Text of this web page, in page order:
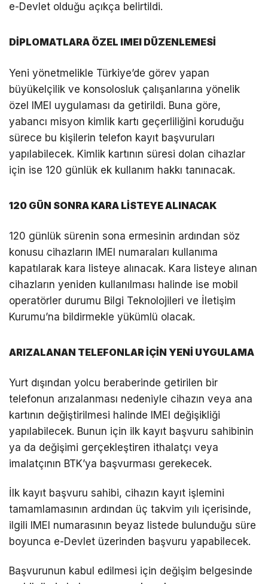
e-Devlet olduğu açıkça belirtildi.
DİPLOMATLARA ÖZEL IMEI DÜZENLEMESİ
Yeni yönetmelikle Türkiye’de görev yapan
büyükelçilik ve konsolosluk çalışanlarına yönelik
özel IMEI uygulaması da getirildi. Buna göre,
yabancı misyon kimlik kartı geçerliliğini koruduğu
sürece bu kişilerin telefon kayıt başvuruları
yapılabilecek. Kimlik kartının süresi dolan cihazlar
için ise 120 günlük ek kullanım hakkı tanınacak.
120 GÜN SONRA KARA LİSTEYE ALINACAK
120 günlük sürenin sona ermesinin ardından söz
konusu cihazların IMEI numaraları kullanıma
kapatılarak kara listeye alınacak. Kara listeye alınan
cihazların yeniden kullanılması halinde ise mobil
operatörler durumu Bilgi Teknolojileri ve İletişim
Kurumu’na bildirmekle yükümlü olacak.
ARIZALANAN TELEFONLAR İÇİN YENİ UYGULAMA
Yurt dışından yolcu beraberinde getirilen bir
telefonun arızalanması nedeniyle cihazın veya ana
kartının değiştirilmesi halinde IMEI değişikliği
yapılabilecek. Bunun için ilk kayıt başvuru sahibinin
ya da değişimi gerçekleştiren ithalatçı veya
imalatçının BTK’ya başvurması gerekecek.
İlk kayıt başvuru sahibi, cihazın kayıt işlemini
tamamlamasının ardından üç takvim yılı içerisinde,
ilgili IMEI numarasının beyaz listede bulunduğu süre
boyunca e-Devlet üzerinden başvuru yapabilecek.
Başvurunun kabul edilmesi için değişim belgesinde